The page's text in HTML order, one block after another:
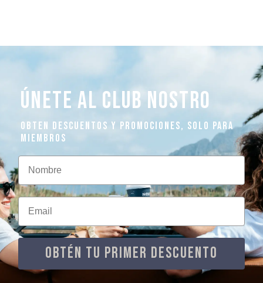
ÚNETE AL CLUB NOSTRO
OBTEN DESCUENTOS Y PROMOCIONES, SOLO PARA
MIEMBROS
Nombre
Email
OBTÉN TU PRIMER DESCUENTO